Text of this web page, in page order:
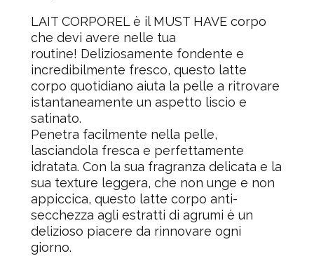
LAIT CORPORELè il MUST HAVE corpo
che devi avere nelle tua
routine! Deliziosamente fondente e
incredibilmente fresco, questo latte
corpo quotidiano aiuta la pelle a ritrovare
istantaneamente un aspetto liscio e
satinato.
Penetra facilmente nella pelle,
lasciandola fresca e perfettamente
idratata. Con la sua fragranza delicata e la
sua texture leggera, che non unge e non
appiccica, questo latte corpo anti-
secchezza agli estratti di agrumi è un
delizioso piacere da rinnovare ogni
giorno.